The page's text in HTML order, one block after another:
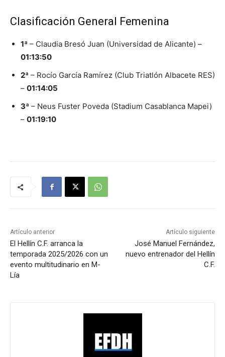
Clasificación General Femenina
1ª – Claudia Bresó Juan (Universidad de Alicante) –
01:13:50
2ª – Rocío García Ramírez (Club Triatlón Albacete RES)
– 01:14:05
3ª – Neus Fuster Poveda (Stadium Casablanca Mapei)
– 01:19:10
Artículo anterior
El Hellín C.F. arranca la
temporada 2025/2026 con un
evento multitudinario en M-
Lía
Artículo siguiente
José Manuel Fernández,
nuevo entrenador del Hellín
C.F.